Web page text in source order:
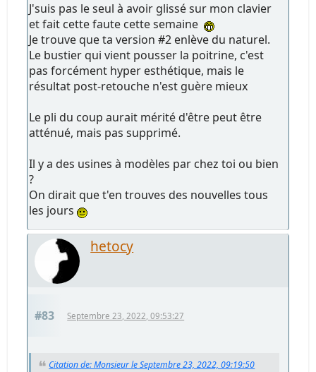
J'suis pas le seul à avoir glissé sur mon clavier
et fait cette faute cette semaine
Je trouve que ta version #2 enlève du naturel.
Le bustier qui vient pousser la poitrine, c'est
pas forcément hyper esthétique, mais le
résultat post-retouche n'est guère mieux
Le pli du coup aurait mérité d'être peut être
atténué, mais pas supprimé.
Il y a des usines à modèles par chez toi ou bien
?
On dirait que t'en trouves des nouvelles tous
les jours
hetocy
#83 Septembre 23, 2022, 09:53:27
Citation de: Monsieur le Septembre 23, 2022, 09:19:50